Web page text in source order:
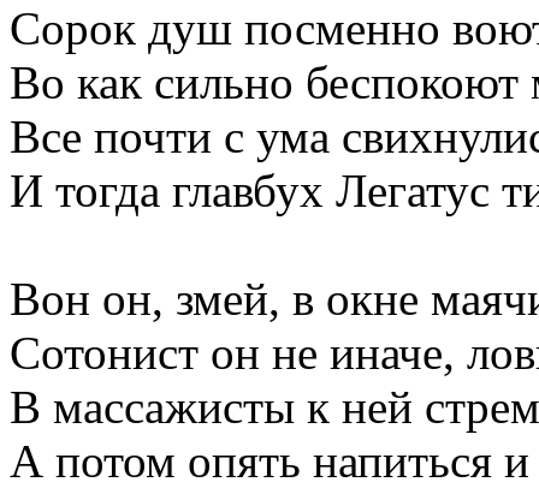
Сорок душ посменно
Во как сильно беспокоют
Все почти с ума
И тогда главбух Легатус
Вон он, змей, в окне
Сотонист он не иначе,
В массажисты к ней
А потом опять напиться